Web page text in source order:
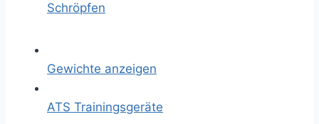
Schröpfen
Gewichte anzeigen
ATS Trainingsgeräte